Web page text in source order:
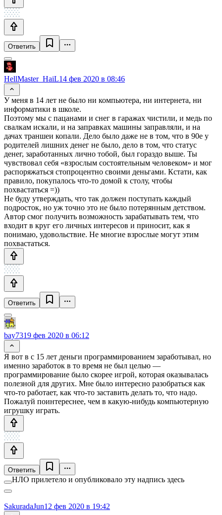
Ответить
HellMaster_HaiL14 фев 2020 в 08:46
У меня в 14 лет не было ни компьютера, ни интернета, ни
информатики в школе.
Поэтому мы с пацанами и снег в гаражах чистили, и медь по
свалкам искали, и на заправках машины заправляли, и на
дачах траншеи копали. Дело было даже не в том, что в 90е у
родителей лишних денег не было, дело в том, что статус
денег, заработанных лично тобой, был гораздо выше. Ты
чувствовал себя «взрослым состоятельным человеком» и мог
распоряжаться стопроцентно своими деньгами. Кстати, как
правило, покупалось что-то домой к столу, чтобы
похвастаться =))
Не буду утверждать, что так должен поступать каждый
подросток, но уж точно это не было потерянным детством.
Автор смог получить возможность зарабатывать тем, что
входит в круг его личных интересов и приносит, как я
понимаю, удовольствие. Не многие взрослые могут этим
похвастаться.
Ответить
bay7319 фев 2020 в 06:12
Я вот в с 15 лет деньги программированием заработывал, но
именно заработок в то время не был целью —
программирование было скорее игрой, которая оказывалась
полезной для других. Мне было интересно разобраться как
что-то работает, как что-то заставить делать то, что надо.
Пожалуй поинтереснее, чем в какую-нибудь компьютерную
игрушку играть.
Ответить
НЛО прилетело и опубликовало эту надпись здесь
SakuradaJun12 фев 2020 в 19:42